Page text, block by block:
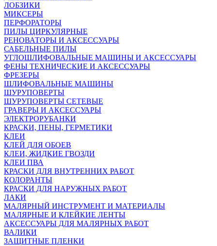
ЛОБЗИКИ
МИКСЕРЫ
ПЕРФОРАТОРЫ
ПИЛЫ ЦИРКУЛЯРНЫЕ
РЕНОВАТОРЫ И АКСЕССУАРЫ
САБЕЛЬНЫЕ ПИЛЫ
УГЛОШЛИФОВАЛЬНЫЕ МАШИНЫ И АКСЕССУАРЫ
ФЕНЫ ТЕХНИЧЕСКИЕ И АКСЕССУАРЫ
ФРЕЗЕРЫ
ШЛИФОВАЛЬНЫЕ МАШИНЫ
ШУРУПОВЕРТЫ
ШУРУПОВЕРТЫ СЕТЕВЫЕ
ГРАВЕРЫ И АКСЕССУАРЫ
ЭЛЕКТРОРУБАНКИ
КРАСКИ, ПЕНЫ, ГЕРМЕТИКИ
КЛЕИ
КЛЕЙ ДЛЯ ОБОЕВ
КЛЕИ, ЖИДКИЕ ГВОЗДИ
КЛЕИ ПВА
КРАСКИ ДЛЯ ВНУТРЕННИХ РАБОТ
КОЛОРАНТЫ
КРАСКИ ДЛЯ НАРУЖНЫХ РАБОТ
ЛАКИ
МАЛЯРНЫЙ ИНСТРУМЕНТ И МАТЕРИАЛЫ
МАЛЯРНЫЕ И КЛЕЙКИЕ ЛЕНТЫ
АКСЕССУАРЫ ДЛЯ МАЛЯРНЫХ РАБОТ
ВАЛИКИ
ЗАЩИТНЫЕ ПЛЕНКИ